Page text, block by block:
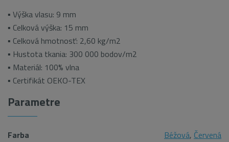
▪ Výška vlasu: 9 mm
▪ Celková výška: 15 mm
▪ Celková hmotnosť: 2,60 kg/m2
▪ Hustota tkania: 300 000 bodov/m2
▪ Materiál: 100% vlna
▪ Certifikát OEKO-TEX
Parametre
Farba Béžová, Červená